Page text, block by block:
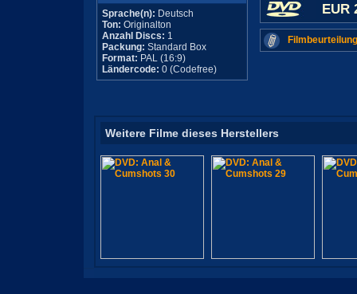
Sprache(n): Deutsch
Ton: Originalton
Anzahl Discs: 1
Packung: Standard Box
Format: PAL (16:9)
Ländercode: 0 (Codefree)
EUR
Weitere Filme dieses Herstellers